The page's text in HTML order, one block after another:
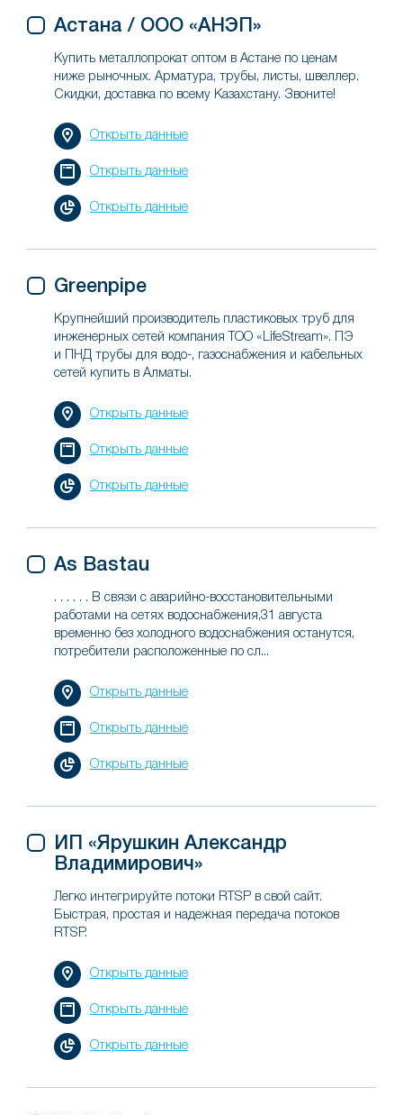
Астана / ООО «АНЭП»
Купить металлопрокат оптом в Астане по ценам
ниже рыночных. Арматура, трубы, листы, швеллер.
Скидки, доставка по всему Казахстану. Звоните!
Открыть данные
Открыть данные
Открыть данные
Greenpipe
Крупнейший производитель пластиковых труб для
инженерных сетей компания ТОО «LifeStream». ПЭ
и ПНД трубы для водо-, газоснабжения и кабельных
сетей купить в Алматы.
Открыть данные
Открыть данные
Открыть данные
As Bastau
. . . . . . В связи с аварийно-восстановительными
работами на сетях водоснабжения,31 августа
временно без холодного водоснабжения останутся,
потребители расположенные по сл...
Открыть данные
Открыть данные
Открыть данные
ИП «Ярушкин Александр
Владимирович»
Легко интегрируйте потоки RTSP в свой сайт.
Быстрая, простая и надежная передача потоков
RTSP.
Открыть данные
Открыть данные
Открыть данные